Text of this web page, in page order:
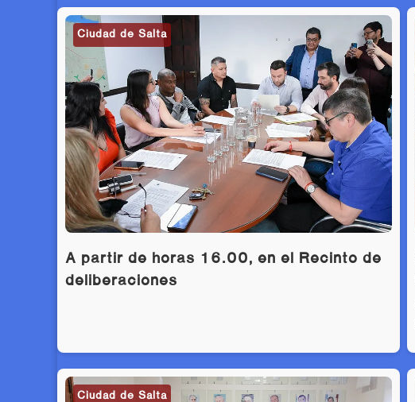
Ciudad de Salta
A partir de horas 16.00, en el Recinto de
deliberaciones
Ciudad de Salta